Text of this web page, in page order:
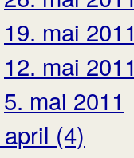
19. mai 2011
12. mai 2011
5. mai 2011
april (4)